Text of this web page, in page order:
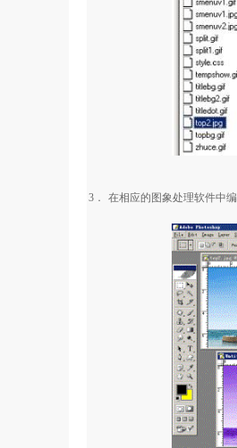
3． 在相应的图象处理软件中